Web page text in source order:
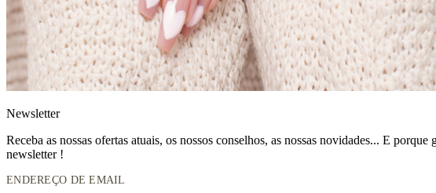
Newsletter
Receba as nossas ofertas atuais, os nossos conselhos, as nossas novidades... E porque
newsletter !
ENDEREÇO DE EMAIL